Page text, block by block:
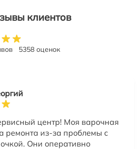
клиентов
5358 оценок
центр! Моя варочная
ремонта из-за проблемы с
Они оперативно